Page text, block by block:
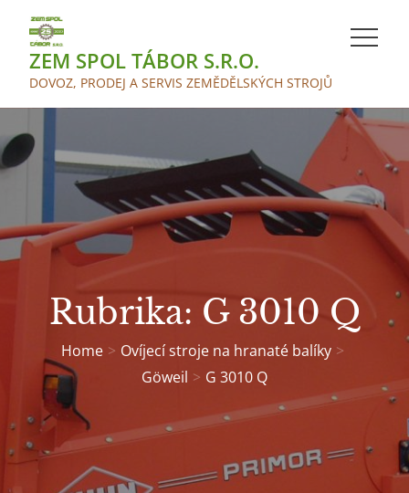
contentZEM SPOL TÁBOR S.R.O.
DOVOZ, PRODEJ A SERVIS ZEMĚDĚLSKÝCH STROJŮ
Rubrika: G 3010 Q
Home
Ovíjecí stroje na hranaté balíky
Göweil
G 3010 Q